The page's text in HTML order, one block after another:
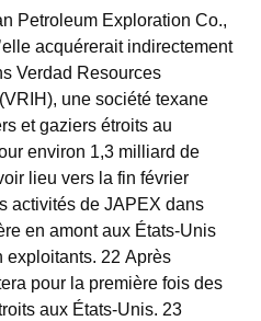
Petroleum Exploration Co.,
acquérerait indirectement
Verdad Resources
une société texane
et gaziers étroits au
environ 1,3 milliard de
lieu vers la fin février
activités de JAPEX dans
en amont aux États-Unis
exploitants. 22 Après
pour la première fois des
aux États-Unis. 23